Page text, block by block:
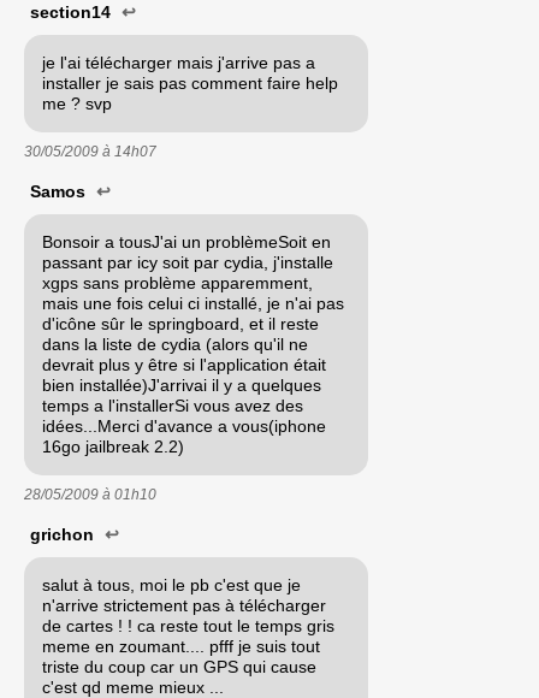
section14 ↩
je l'ai télécharger mais j'arrive pas a
installer je sais pas comment faire help
me ? svp
30/05/2009 à 14h07
Samos ↩
Bonsoir a tousJ'ai un problèmeSoit en
passant par icy soit par cydia, j'installe
xgps sans problème apparemment,
mais une fois celui ci installé, je n'ai pas
d'icône sûr le springboard, et il reste
dans la liste de cydia (alors qu'il ne
devrait plus y être si l'application était
bien installée)J'arrivai il y a quelques
temps a l'installerSi vous avez des
idées...Merci d'avance a vous(iphone
16go jailbreak 2.2)
28/05/2009 à 01h10
grichon ↩
salut à tous, moi le pb c'est que je
n'arrive strictement pas à télécharger
de cartes ! ! ca reste tout le temps gris
meme en zoumant.... pfff je suis tout
triste du coup car un GPS qui cause
c'est qd meme mieux ...